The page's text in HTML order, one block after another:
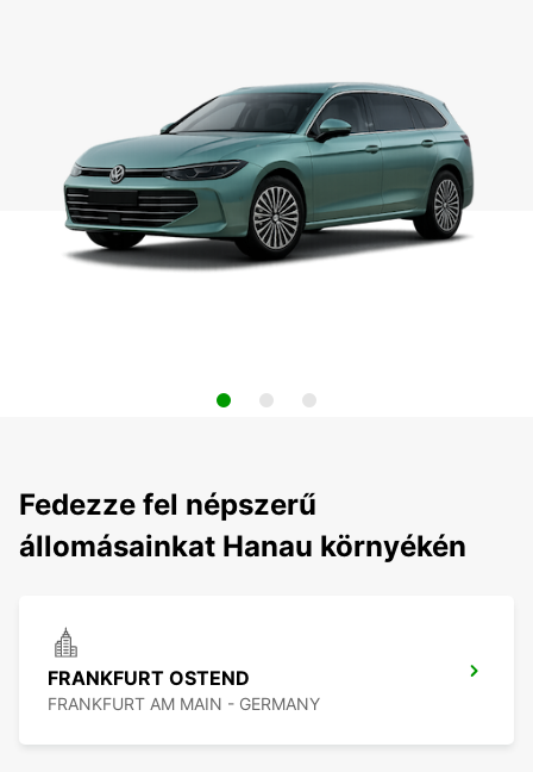
Fedezze fel népszerű
állomásainkat Hanau környékén
FRANKFURT OSTEND
FRANKFURT AM MAIN - GERMANY